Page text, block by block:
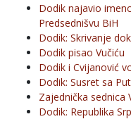
Dodik najavio
Predsednišvu BiH
Dodik: Skrivanje
Dodik pisao Vučiću
Dodik i Cvijanović
Dodik: Susret sa
Zajednička sednica
Dodik: Republika